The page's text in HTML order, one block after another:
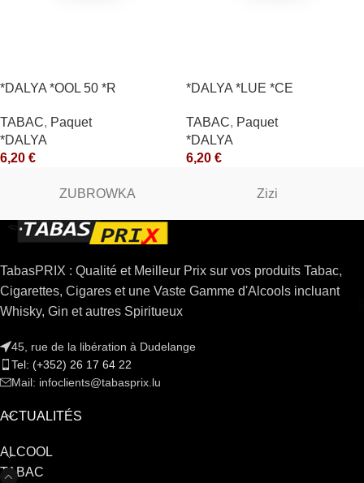
*DALYA *OOL 50 *R
TABAC, Paquet
*DALYA
6,20 €
*DALYA *LUE *CE
TABAC, Paquet
*DALYA
6,20 €
ZUBROWKA Zizi
TabasPRIX : Qualité et Meilleur Prix sur vos produits Tabac,
Cigarettes, Cigares et une Vaste Gamme d'Alcools incluant
Whisky, Gin et autres Spiritueux
45, rue de la libération à Dudelange
Tel: (+352) 26 17 64 22
Mail: infoclients@tabasprix.lu
ACTUALITÉS
ALCOOL
TABAC